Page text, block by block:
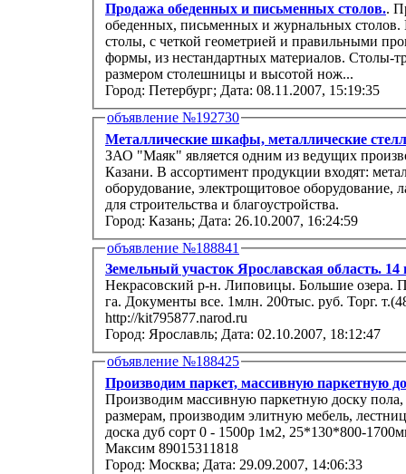
Продажа обеденных и письменных столов..
обеденных, письменных и журнальных столов.
столы, с четкой геометрией и правильными
формы, из нестандартных материалов. Столы-
размером столешницы и высотой нож...
Город: Петербург; Дата: 08.11.2007, 15:19:35
объявление №192730
Металлические шкафы, металлические
ЗАО "Маяк" является одним из ведущих
Казани. В ассортимент продукции входят:
оборудование, электрощитовое оборудование,
для строительства и благоустройства.
Город: Казань; Дата: 26.10.2007, 16:24:59
объявление №188841
Земельный участок Ярославская область. 14
Некрасовский р-н. Липовицы. Большие озера.
га. Документы все. 1млн. 200тыс. руб. Торг.
http://kit795877.narod.ru
Город: Ярославль; Дата: 02.10.2007, 18:12:47
объявление №188425
Производим паркет, массивную паркетную
Производим массивную паркетную доску
размерам, производим элитную мебель,
доска дуб сорт 0 - 1500р 1м2, 25*130*800-
Максим 89015311818
Город: Москва; Дата: 29.09.2007, 14:06:33